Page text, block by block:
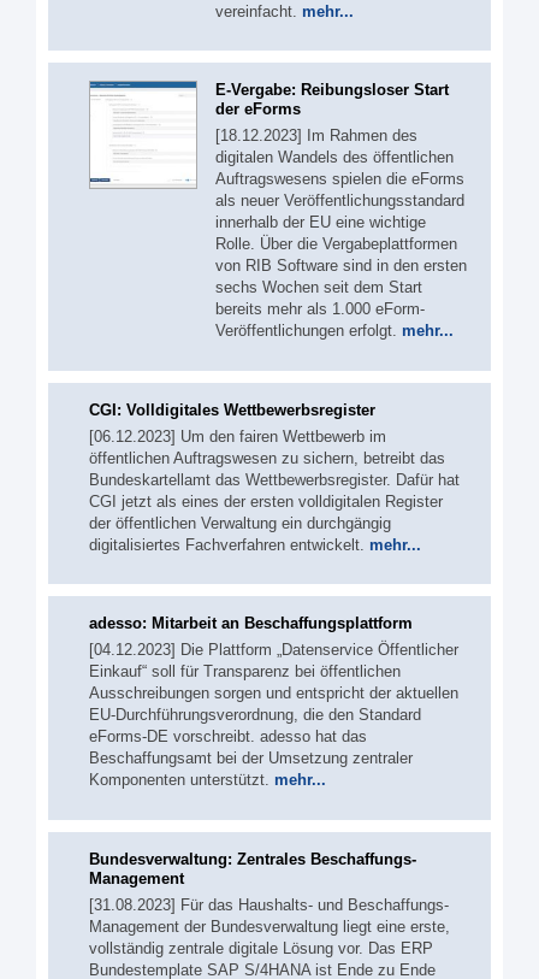
vereinfacht. mehr...
E-Vergabe: Reibungsloser Start
der eForms
[18.12.2023] Im Rahmen des
digitalen Wandels des öffentlichen
Auftragswesens spielen die eForms
als neuer Veröffentlichungsstandard
innerhalb der EU eine wichtige
Rolle. Über die Vergabeplattformen
von RIB Software sind in den ersten
sechs Wochen seit dem Start
bereits mehr als 1.000 eForm-
Veröffentlichungen erfolgt. mehr...
CGI: Volldigitales Wettbewerbsregister
[06.12.2023] Um den fairen Wettbewerb im
öffentlichen Auftragswesen zu sichern, betreibt das
Bundeskartellamt das Wettbewerbsregister. Dafür hat
CGI jetzt als eines der ersten volldigitalen Register
der öffentlichen Verwaltung ein durchgängig
digitalisiertes Fachverfahren entwickelt. mehr...
adesso: Mitarbeit an Beschaffungsplattform
[04.12.2023] Die Plattform „Datenservice Öffentlicher
Einkauf“ soll für Transparenz bei öffentlichen
Ausschreibungen sorgen und entspricht der aktuellen
EU-Durchführungsverordnung, die den Standard
eForms-DE vorschreibt. adesso hat das
Beschaffungsamt bei der Umsetzung zentraler
Komponenten unterstützt. mehr...
Bundesverwaltung: Zentrales Beschaffungs-
Management
[31.08.2023] Für das Haushalts- und Beschaffungs-
Management der Bundesverwaltung liegt eine erste,
vollständig zentrale digitale Lösung vor. Das ERP
Bundestemplate SAP S/4HANA ist Ende zu Ende